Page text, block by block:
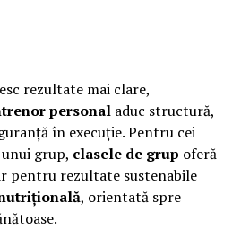
rezultate mai clare,
personaladuc structură,
în execuție. Pentru cei
grup, clasele de grup oferă
pentru rezultate sustenabile
, orientată spre